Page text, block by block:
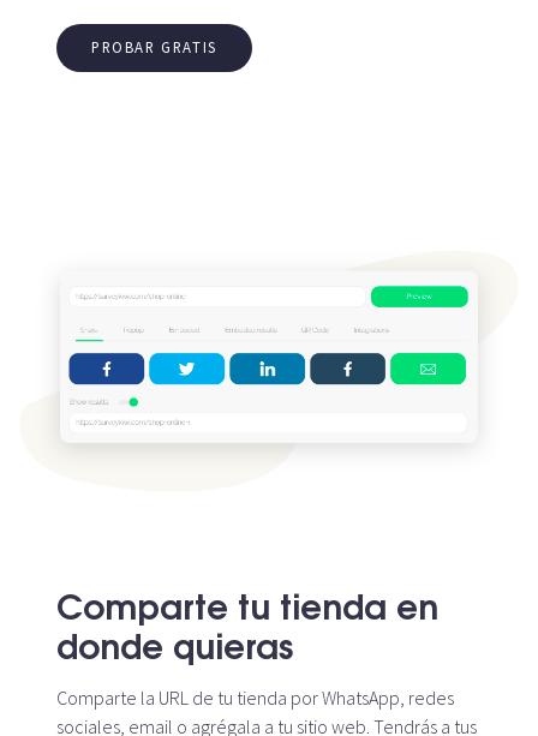
PROBAR GRATIS
Comparte tu tienda en
donde quieras
Comparte la URL de tu tienda por WhatsApp, redes
sociales, email o agrégala a tu sitio web. Tendrás a tus